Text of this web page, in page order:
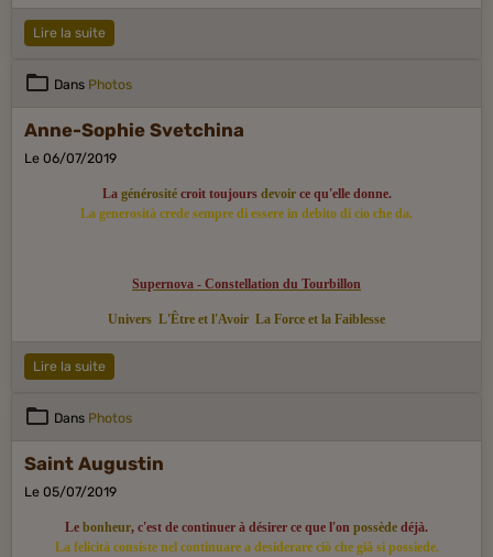
Lire la suite
Dans Photos
Anne-Sophie Svetchina
Le 06/07/2019
La générositécroit toujours devoirce qu'elle donne.
La generosità crede sempre di essere in debito di cio che da.
Supernova - Constellation du Tourbillon
Univers L'Être et l'Avoir La Force et la Faiblesse
Lire la suite
Dans Photos
Saint Augustin
Le 05/07/2019
Le bonheur, c'est de continuer à désirer ce que l'on possède déjà.
La felicità consiste nel continuare a desiderare ciò che già si possiede.